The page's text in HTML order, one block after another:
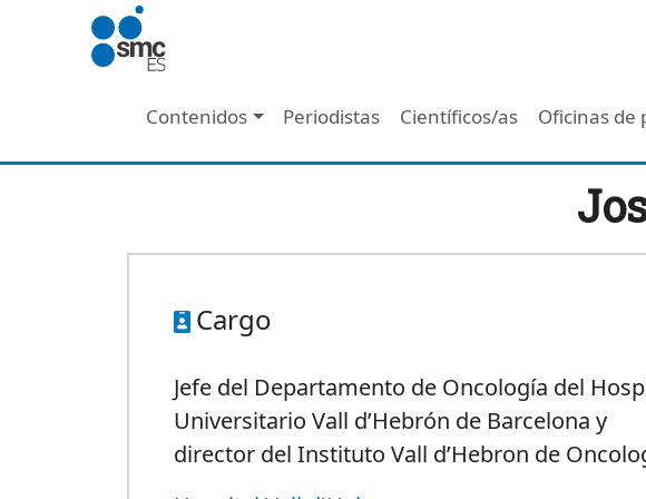
Pasar al contenido principal
Navegación principal - Header
Contenidos Periodistas Científicos/as Oficinas de
Cargo
Jefe del Departamento de Oncología del
Universitario Vall d’Hebrón de Barcelona y
director del Instituto Vall d’Hebron de